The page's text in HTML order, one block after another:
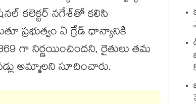
కలెక్టర్ నగేశ్‌‌‌‌తో కలిసి
ప్రభుత్వం ఏ గ్రేడ్ ధాన్యానికి
గా నిర్ణయించిందని, రైతులు తమ
అమ్మాలని సూచించారు.